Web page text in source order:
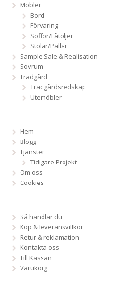
Möbler
Bord
Förvaring
Soffor/Fåtöljer
Stolar/Pallar
Sample Sale & Realisation
Sovrum
Trädgård
Trädgårdsredskap
Utemöbler
Hem
Blogg
Tjänster
Tidigare Projekt
Om oss
Cookies
Så handlar du
Köp & leveransvillkor
Retur & reklamation
Kontakta oss
Till Kassan
Varukorg